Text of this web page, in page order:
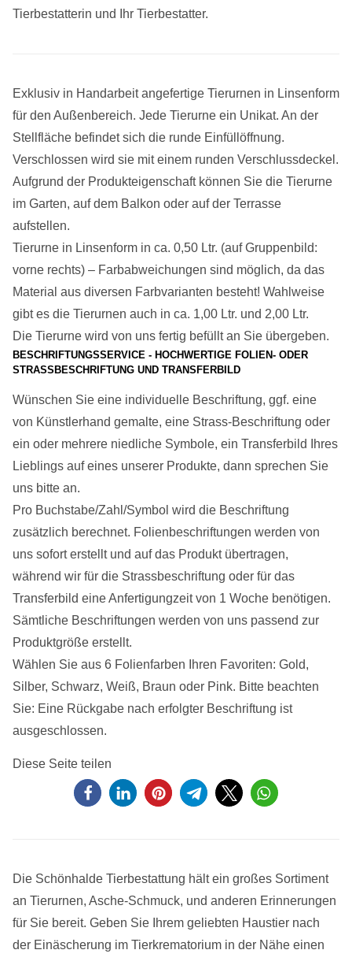
Tierbestatterin und Ihr Tierbestatter.
Exklusiv in Handarbeit angefertige Tierurnen in Linsenform
für den Außenbereich. Jede Tierurne ein Unikat. An der
Stellfläche befindet sich die runde Einfüllöffnung.
Verschlossen wird sie mit einem runden Verschlussdeckel.
Aufgrund der Produkteigenschaft können Sie die Tierurne
im Garten, auf dem Balkon oder auf der Terrasse
aufstellen.
Tierurne in Linsenform in ca. 0,50 Ltr. (auf Gruppenbild:
vorne rechts) – Farbabweichungen sind möglich, da das
Material aus diversen Farbvarianten besteht! Wahlweise
gibt es die Tierurnen auch in ca. 1,00 Ltr. und 2,00 Ltr.
Die Tierurne wird von uns fertig befüllt an Sie übergeben.
BESCHRIFTUNGSSERVICE - HOCHWERTIGE FOLIEN- ODER
STRASSBESCHRIFTUNG UND TRANSFERBILD
Wünschen Sie eine individuelle Beschriftung, ggf. eine
von Künstlerhand gemalte, eine Strass-Beschriftung oder
ein oder mehrere niedliche Symbole, ein Transferbild Ihres
Lieblings auf eines unserer Produkte, dann sprechen Sie
uns bitte an.
Pro Buchstabe/Zahl/Symbol wird die Beschriftung
zusätzlich berechnet. Folienbeschriftungen werden von
uns sofort erstellt und auf das Produkt übertragen,
während wir für die Strassbeschriftung oder für das
Transferbild eine Anfertigungzeit von 1 Woche benötigen.
Sämtliche Beschriftungen werden von uns passend zur
Produktgröße erstellt.
Wählen Sie aus 6 Folienfarben Ihren Favoriten: Gold,
Silber, Schwarz, Weiß, Braun oder Pink. Bitte beachten
Sie: Eine Rückgabe nach erfolgter Beschriftung ist
ausgeschlossen.
Diese Seite teilen
Die Schönhalde Tierbestattung hält ein großes Sortiment
an Tierurnen, Asche-Schmuck, und anderen Erinnerungen
für Sie bereit. Geben Sie Ihrem geliebten Haustier nach
der Einäscherung im Tierkrematorium in der Nähe einen